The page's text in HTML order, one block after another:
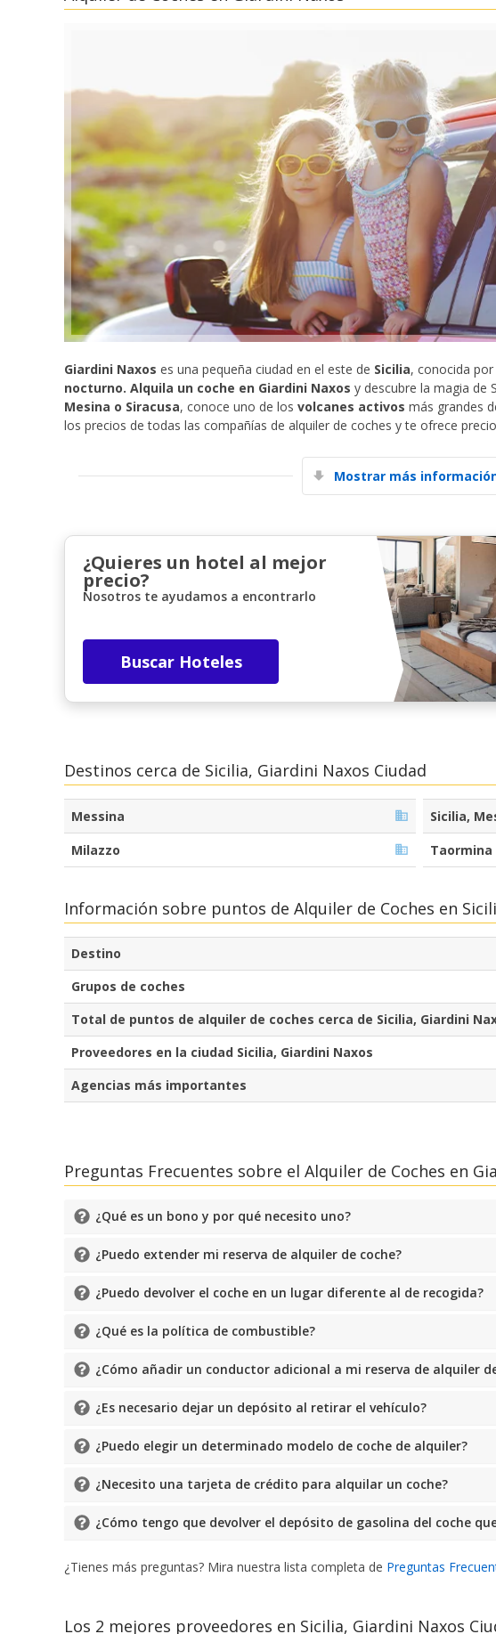
Accede
Giardini Naxos es una pequeña ciudad en el este de Sicilia, conocida por
nocturno. Alquila un coche en Giardini Naxos y descubre la magia de
Mesina o Siracusa, conoce uno de los volcanes activos más grandes
los precios de todas las compañías de alquiler de coches y te ofrece
Mostrar más
¿Quieres un hotel al mejor
precio?
Nosotros te ayudamos a encontrarlo
Buscar Hoteles
Destinos cerca de Sicilia, Giardini Naxos Ciudad
Messina Sicilia,
Milazzo
Taormina
Información sobre puntos de Alquiler de Coches en
Destino
Grupos de coches
Total de puntos de alquiler de coches cerca de Sicilia, Giardini
Proveedores en la ciudad Sicilia, Giardini Naxos
Agencias más importantes
Preguntas Frecuentes sobre el Alquiler de Coches en
¿Qué es un bono y por qué necesito uno?
¿Puedo extender mi reserva de alquiler de coche?
¿Puedo devolver el coche en un lugar diferente al de recogida?
¿Qué es la política de combustible?
¿Cómo añadir un conductor adicional a mi reserva de alquiler
¿Es necesario dejar un depósito al retirar el vehículo?
¿Puedo elegir un determinado modelo de coche de alquiler?
¿Necesito una tarjeta de crédito para alquilar un coche?
¿Cómo tengo que devolver el depósito de gasolina del coche
¿Tienes más preguntas? Mira nuestra lista completa de Preguntas
Los 2 mejores proveedores en Sicilia, Giardini Naxos